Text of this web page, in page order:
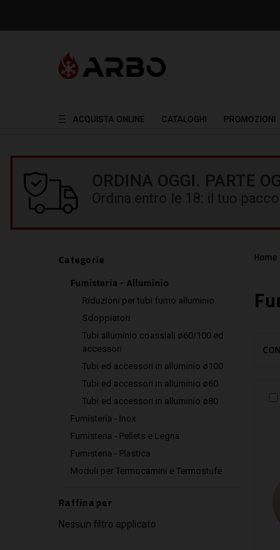
ACQUISTA ONLINE CATALOGHI PROMOZIONI
ORDINA OGGI. PARTE
Ordina entro le 18: il tuo
Home
Categorie
Fumisteria - Alluminio
Riduzioni per tubi fumo alluminio
Sdoppiatori
Tubi alluminio coassiali ø60/100 ed
accessori
Tubi ed accessori in alluminio ø100
Tubi ed accessori in alluminio ø60
Tubi ed accessori in alluminio ø80
Fumisteria - Inox
Fumisteria - Pellets e Legna
Fumisteria - Plastica
Moduli per Termocamini e Termostufe
Raffina per
Nessun filtro applicato